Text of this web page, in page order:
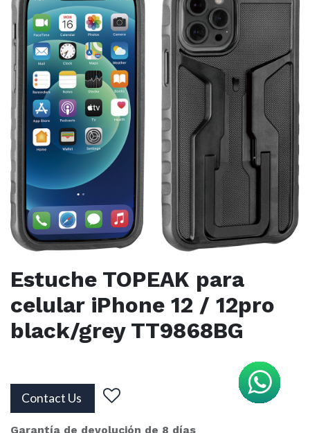
Estuche TOPEAK para
celular iPhone 12 / 12pro
black/grey TT9868BG
Contact Us
Garantía de devolución de 8 días